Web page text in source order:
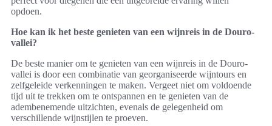
opdoen.
Hoe kan ik het beste genieten van een wijnreis in de Douro-
vallei?
De beste manier om te genieten van een wijnreis in de Douro-
vallei is door een combinatie van georganiseerde wijntours en
zelfgeleide verkenningen te maken. Vergeet niet om voldoende
tijd uit te trekken om te ontspannen en te genieten van de
adembenemende uitzichten, evenals de gelegenheid om
verschillende wijnstijlen te proeven.